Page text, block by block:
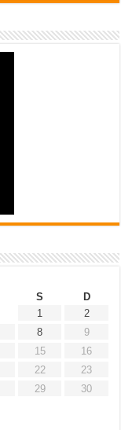
S
D
1
2
8
9
15
16
22
23
29
30